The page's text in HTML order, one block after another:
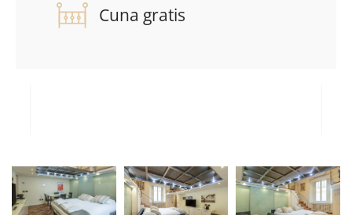
Cuna gratis